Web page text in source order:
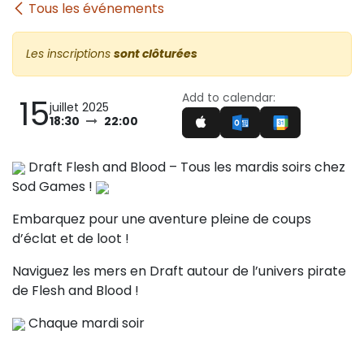
Tous les événements
Les inscriptions sont clôturées
15juillet 2025
18:30
22:00
Add to calendar:
Draft Flesh and Blood – Tous les mardis soirs chez
Sod Games !
Embarquez pour une aventure pleine de coups
d’éclat et de loot !
Naviguez les mers en Draft autour de l’univers pirate
de Flesh and Blood !
Chaque mardi soir